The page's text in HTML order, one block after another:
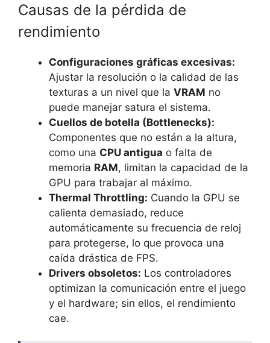
Causas de la pérdida de
rendimiento
Configuraciones gráficas excesivas:
Ajustar la resolución o la calidad de las
texturas a un nivel que la VRAM no
puede manejar satura el sistema.
Cuellos de botella (Bottlenecks):
Componentes que no están a la altura,
como una CPU antigua o falta de
memoria RAM, limitan la capacidad de la
GPU para trabajar al máximo.
Thermal Throttling: Cuando la GPU se
calienta demasiado, reduce
automáticamente su frecuencia de reloj
para protegerse, lo que provoca una
caída drástica de FPS.
Drivers obsoletos: Los controladores
optimizan la comunicación entre el juego
y el hardware; sin ellos, el rendimiento
cae.